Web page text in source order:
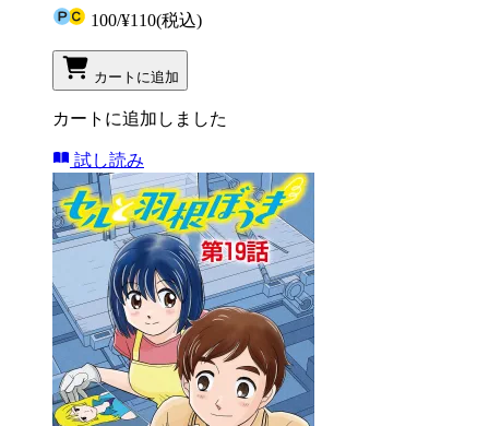
100/¥110(税込)
カートに追加
カートに追加しました
試し読み